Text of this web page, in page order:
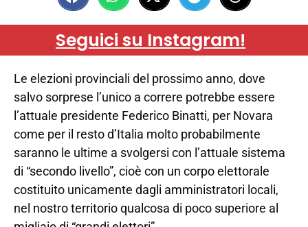
Seguici su Instagram!
Le elezioni provinciali del prossimo anno, dove
salvo sorprese l’unico a correre potrebbe essere
l’attuale presidente Federico Binatti, per Novara
come per il resto d’Italia molto probabilmente
saranno le ultime a svolgersi con l’attuale sistema
di “secondo livello”, cioè con un corpo elettorale
costituito unicamente dagli amministratori locali,
nel nostro territorio qualcosa di poco superiore al